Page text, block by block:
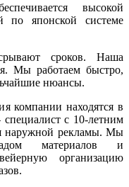
высокой
по японской системе
сроков. Наша
Мы работаем быстро,
нюансы.
компании находятся в
специалист с 10-летним
наружной рекламы. Мы
материалов и
организацию